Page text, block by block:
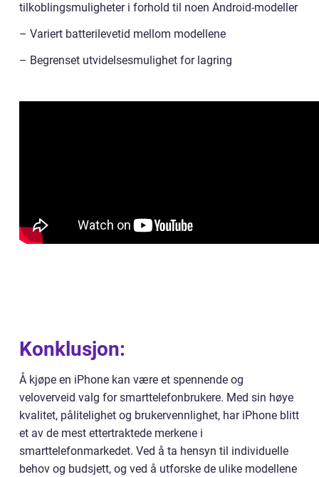
tilkoblingsmuligheter i forhold til noen Android-modeller
– Variert batterilevetid mellom modellene
– Begrenset utvidelsesmulighet for lagring
Konklusjon:
Å kjøpe en iPhone kan være et spennende og
veloverveid valg for smarttelefonbrukere. Med sin høye
kvalitet, pålitelighet og brukervennlighet, har iPhone blitt
et av de mest ettertraktede merkene i
smarttelefonmarkedet. Ved å ta hensyn til individuelle
behov og budsjett, og ved å utforske de ulike modellene